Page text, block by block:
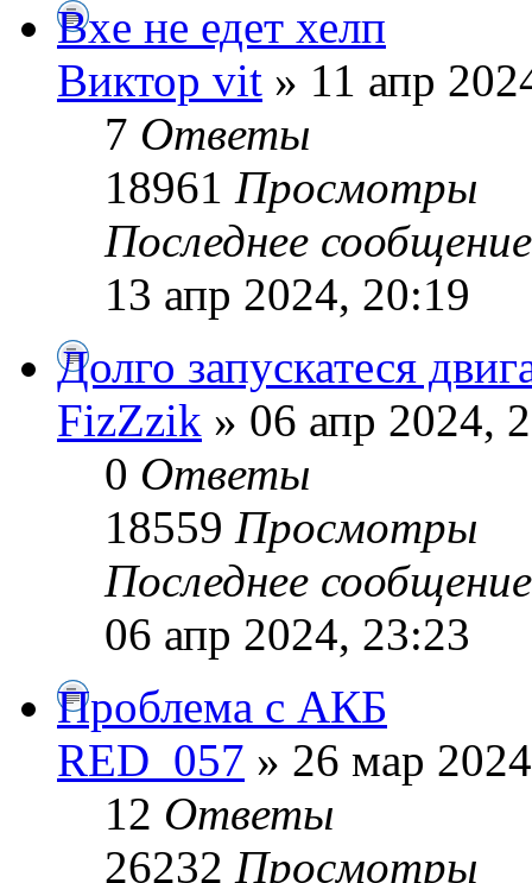
Bxe не едет хелп
Виктор vit » 11 апр
7 Ответы
18961 Просмотры
Последнее
13 апр 2024, 20:19
Долго запускатеся
FizZzik » 06 апр 2024,
0 Ответы
18559 Просмотры
Последнее
06 апр 2024, 23:23
Проблема с АКБ
RED_057 » 26 мар
12 Ответы
26232 Просмотры